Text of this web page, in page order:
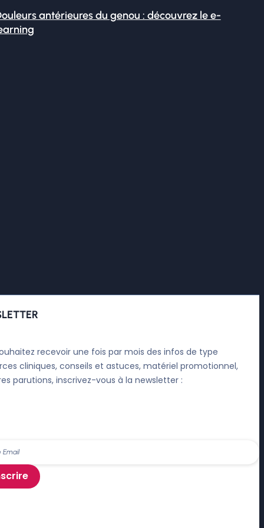
antérieures du genou : découvrez le e-
recevoir une fois par mois des infos de type
cliniques, conseils et astuces, matériel promotionnel,
parutions, inscrivez-vous à la newsletter :